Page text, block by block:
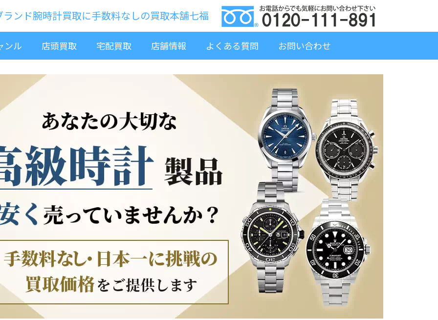
ランド腕時計買取に手数料なしの買取本舗七福
ンル 店頭買取 宅配買取 店舗情報 よくある質問 お問い合わせ